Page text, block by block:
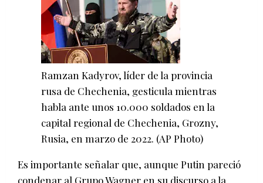
Ramzan Kadyrov, líder de la provincia
rusa de Chechenia, gesticula mientras
habla ante unos 10.000 soldados en la
capital regional de Chechenia, Grozny,
Rusia, en marzo de 2022. (AP Photo)
Es importante señalar que, aunque Putin pareció
condenar al Grupo Wagner en su discurso a la